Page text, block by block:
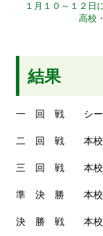
１月１０～１２日
高校
結果
一 回 戦 シード
二 回 戦 本
三 回 戦 本
準 決 勝 本
決 勝 戦 本